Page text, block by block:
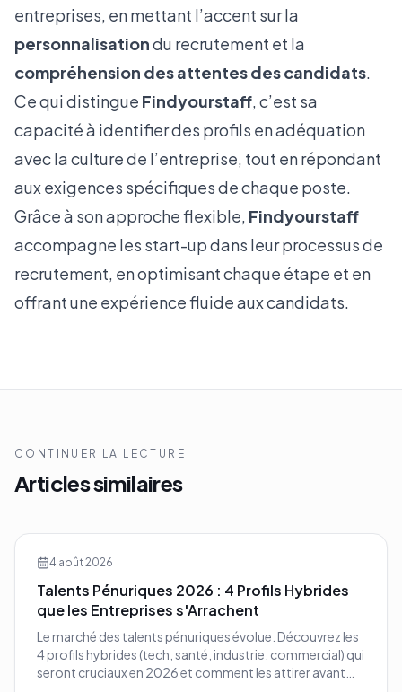
entreprises, en mettant l’accent sur la
personnalisationdu recrutement et la
compréhension des attentes des candidats.
Ce qui distingue Findyourstaff, c’est sa
capacité à identifier des profils en adéquation
avec la culture de l’entreprise, tout en répondant
aux exigences spécifiques de chaque poste.
Grâce à son approche flexible, Findyourstaff
accompagne les start-up dans leur processus de
recrutement, en optimisant chaque étape et en
offrant une expérience fluide aux candidats.
CONTINUER LA LECTURE
Articles similaires
4 août 2026
Talents Pénuriques 2026 : 4 Profils Hybrides
que les Entreprises s'Arrachent
Le marché des talents pénuriques évolue. Découvrez les
4 profils hybrides (tech, santé, industrie, commercial) qui
seront cruciaux en 2026 et comment les attirer avant